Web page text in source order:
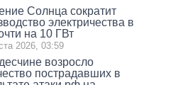
Солнца сократит
электричества в
на 10 ГВт
2026, 03:59
возросло
пострадавших в